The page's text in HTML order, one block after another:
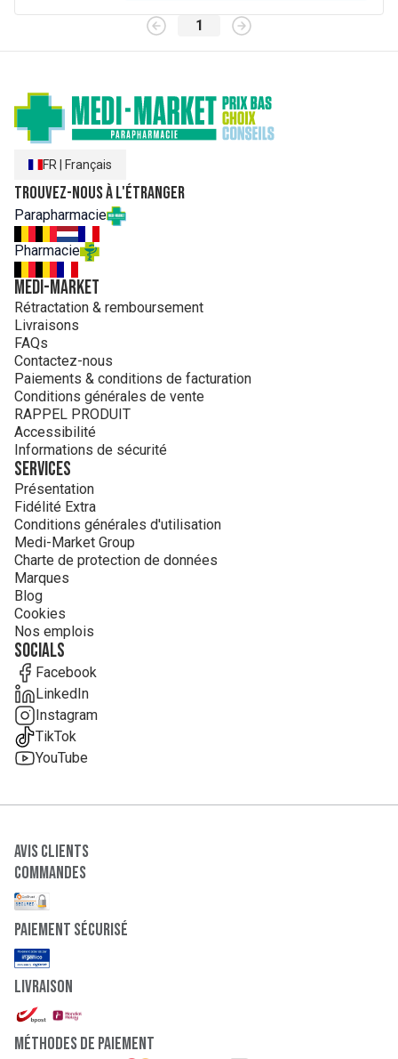
1
FR Français
Trouvez-nous à l'étranger
Parapharmacie
Pharmacie
MEDI-MARKET
Rétractation & remboursement
Livraisons
FAQs
Contactez-nous
Paiements & conditions de facturation
Conditions générales de vente
RAPPEL PRODUIT
Accessibilité
Informations de sécurité
Services
Présentation
Fidélité Extra
Conditions générales d'utilisation
Medi-Market Group
Charte de protection de données
Marques
Blog
Cookies
Nos emplois
Socials
Facebook
LinkedIn
Instagram
TikTok
YouTube
Avis clients
Commandes
paiement sécurisé
Livraison
Méthodes de paiement